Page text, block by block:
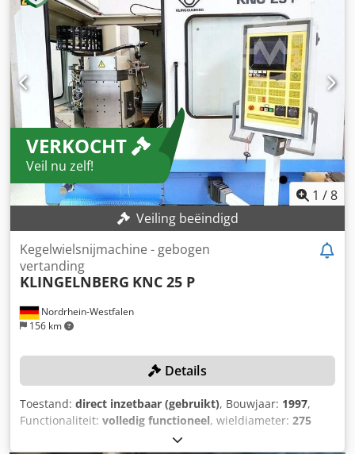
VERKOCHT
Veil nu zelf!
1 /8
Veiling beëindigd
Nordrhein-Westfalen
156 km
Kegelwielsnijmachine - gebogen
vertanding
KLINGELNBERG KNC 25 P
Details
Toestand: direct inzetbaar (gebruikt), Bouwjaar: 1997,
Functionaliteit: volledig functioneel, wieldiameter: 275
, verplaatsingsafstand X-as: